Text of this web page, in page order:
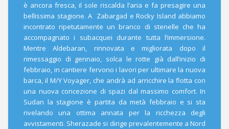
è ancora fresca, il sole riscalda l’aria e fa presagire una
bellissima stagione. A Zabargad e Rocky Island abbiamo
incontrato ripetutamente un branco di stenelle che ha
accompagnato i subacquei durante tutta l’immersione.
Mentre Aldebaran, rinnovata e migliorata dopo il
rimessaggio di gennaio, solca le rotte già dall’inizio di
febbraio, in cantiere fervono i lavori per ultimare la nuova
barca, il M/Y Voyager, che andrà ad arricchire la flotta con
una nuova concezione di spazi dal massimo comfort. In
Sudan la stagione è partita da metà febbraio e si sta
rivelando una ottima annata per la ricchezza degli
avvistamenti. Sherazade si dirige prevalentemente a Nord